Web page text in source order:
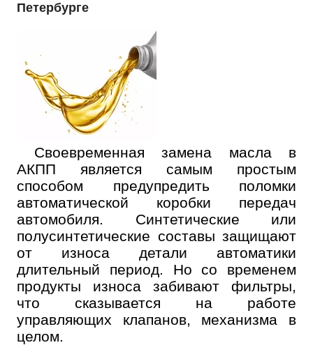
Петербурге
Своевременная замена масла в
АКПП является самым простым
способом предупредить поломки
автоматической коробки передач
автомобиля. Синтетические или
полусинтетические составы защищают
от износа детали автоматики
длительный период. Но со временем
продукты износа забивают фильтры,
что сказывается на работе
управляющих клапанов, механизма в
целом.